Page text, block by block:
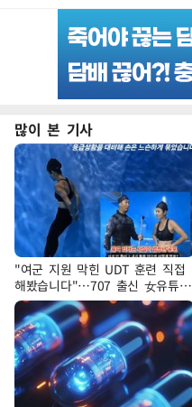
많이 본 기사
"여군 지원 막힌 UDT 훈련 직접
해봤습니다"…707 출신 女유튜버
'완벽 소화'